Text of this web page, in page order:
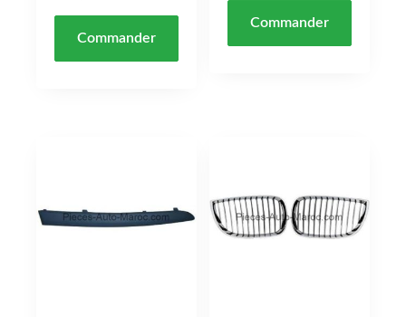
Commander
Commander